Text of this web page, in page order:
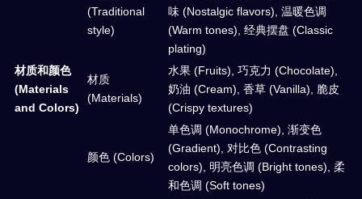
(Traditional
style)
味 (Nostalgic flavors), 温暖色调
(Warm tones), 经典摆盘 (Classic
plating)
材质和颜色
(Materials
and Colors)
材质
(Materials)
水果 (Fruits), 巧克力 (Chocolate),
奶油 (Cream), 香草 (Vanilla), 脆皮
(Crispy textures)
颜色 (Colors)
单色调 (Monochrome), 渐变色
(Gradient), 对比色 (Contrasting
colors), 明亮色调 (Bright tones), 柔
和色调 (Soft tones)